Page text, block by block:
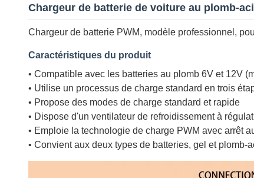
Chargeur de batterie de voiture au plomb-
Chargeur de batterie PWM, modèle professionnel,
Caractéristiques du produit
• Compatible avec les batteries au plomb 6V et 12V
• Utilise un processus de charge standard en trois
• Propose des modes de charge standard et rapide
• Dispose d'un ventilateur de refroidissement à
• Emploie la technologie de charge PWM avec arrêt
• Convient aux deux types de batteries, gel et plomb-